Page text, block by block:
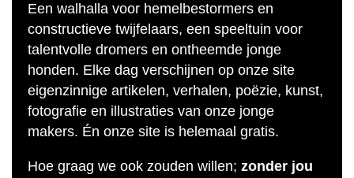
Een walhalla voor hemelbestormers en
constructieve twijfelaars, een speeltuin voor
talentvolle dromers en ontheemde jonge
honden. Elke dag verschijnen op onze site
eigenzinnige artikelen, verhalen, poëzie, kunst,
fotografie en illustraties van onze jonge
makers. Én onze site is helemaal gratis.
Hoe graag we ook zouden willen; zonder jou